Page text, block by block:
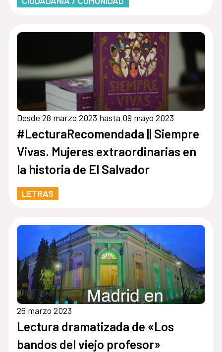
Desde 28 marzo 2023 hasta 09 mayo 2023
#LecturaRecomendada || Siempre
Vivas. Mujeres extraordinarias en
la historia de El Salvador
LETRAS
26 marzo 2023
Lectura dramatizada de «Los
bandos del viejo profesor»